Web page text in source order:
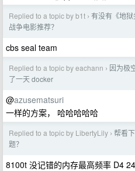
Replied to a topic by b1t › 有没有《地
战争电影推荐？
cbs seal team
Replied to a topic by eachann › 因为极
了一天 docker
@azusematsuri
一样的方案， 哈哈哈哈哈
Replied to a topic by LibertyLily › 帮看
题？
8100t 没记错的内存最高频率 D4